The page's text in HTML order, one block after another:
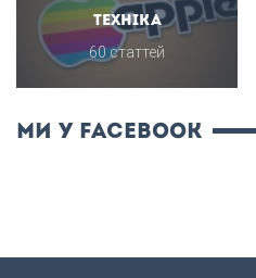
Техніка
60 статтей
ми у Facebook